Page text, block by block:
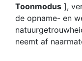
Toonmodus ],
de opname- en
neemt af